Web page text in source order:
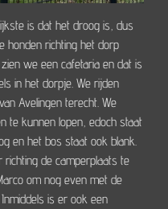
is dat het droog is, dus
honden richting het dorp
we een cafetaria en dat is
in het dorpje. We rijden
Avelingen terecht. We
te kunnen lopen, edoch staat
en het bos staat ook blank.
de camperplaats te
om nog even met de
is er ook een